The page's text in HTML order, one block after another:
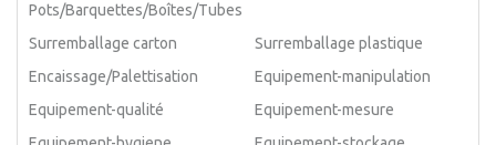
Pots/Barquettes/Boîtes/Tubes
Surremballage carton
Surremballage plastique
Encaissage/Palettisation
Equipement-manipulation
Equipement-qualité
Equipement-mesure